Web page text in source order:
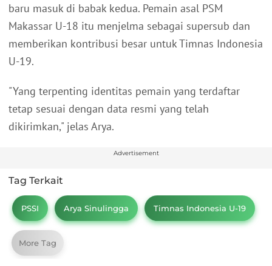
baru masuk di babak kedua. Pemain asal PSM
Makassar U-18 itu menjelma sebagai supersub dan
memberikan kontribusi besar untuk Timnas Indonesia
U-19.
"Yang terpenting identitas pemain yang terdaftar
tetap sesuai dengan data resmi yang telah
dikirimkan," jelas Arya.
Advertisement
Tag Terkait
PSSI Arya Sinulingga Timnas Indonesia U-19
More Tag